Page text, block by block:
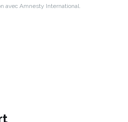
avec Amnesty International.